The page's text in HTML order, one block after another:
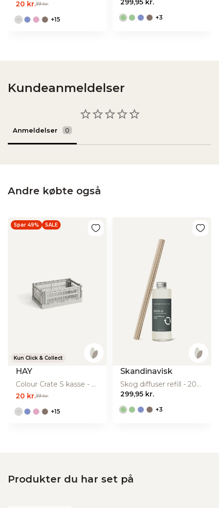
20 kr.39 kr.
+15
299,95 kr.
+3
Kundeanmeldelser
Anmeldelser
Andre købte også
Spar 49% SALE
Kun Click & Collect
HAY
Colour Crate S kasse - Light Grey
20 kr.39 kr.
+15
Skandinavisk
Skog diffuser refill - 200 ml.
299,95 kr.
+3
Produkter du har set på